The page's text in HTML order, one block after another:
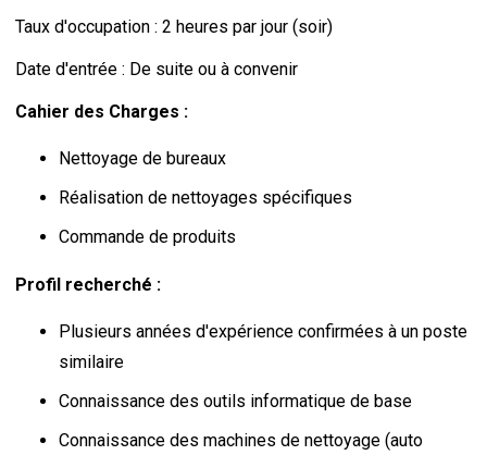
Taux d'occupation : 2 heures par jour (soir)
Date d'entrée : De suite ou à convenir
Cahier des Charges :
Nettoyage de bureaux
Réalisation de nettoyages spécifiques
Commande de produits
Profil recherché :
Plusieurs années d'expérience confirmées à un poste
similaire
Connaissance des outils informatique de base
Connaissance des machines de nettoyage (auto